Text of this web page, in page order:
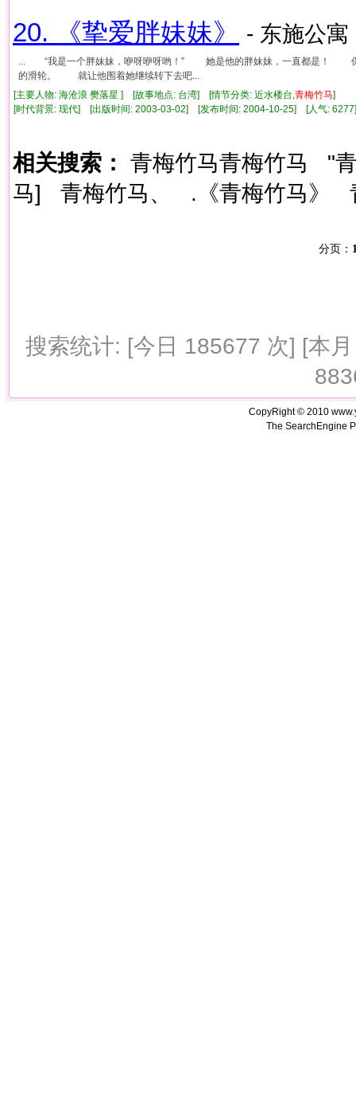
20. 《挚爱胖妹妹》 - 东施公
... “我是一个胖妹妹，咿呀咿呀哟！” 她是他的胖妹妹，一直都是！
的滑轮。 就让他围着她继续转下去吧...
[主要人物: 海沧浪 樊落星 ] [故事地点: 台湾] [情节分类: 近水楼台, 青梅竹马]
[时代背景: 现代] [出版时间: 2003-03-02] [发布时间: 2004-10-25] [人气:
相关搜索： 青梅竹马青梅竹马
"
马]
青梅竹马、 .《青梅竹马》
分页：
搜索统计: [今日 185677 次] [本
CopyRight © 2010
The SearchEngine